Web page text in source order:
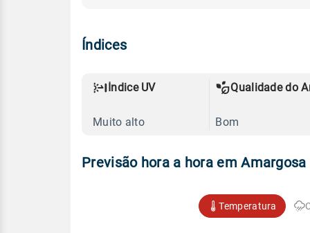
Índices
Índice UV
Muito alto
Qualidade do
Bom
Previsão hora a hora em Amargosa
Temperatura